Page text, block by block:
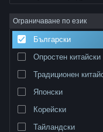
Относно
Поддръжка
Смяна на езика
Ограничаване по език
Български
Опростен китайски
Традиционен
Японски
Корейски
Тайландски
Сортиране по
0 резултата съответстват
1 заглавие беше